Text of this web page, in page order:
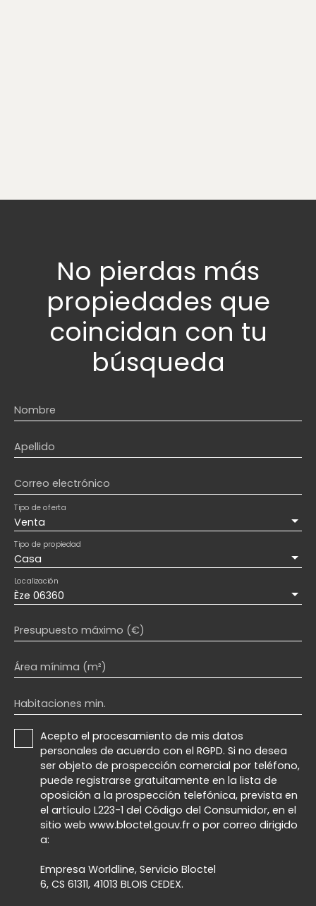
No pierdas más
propiedades que
coincidan con tu
búsqueda
Nombre
Apellido
Correo electrónico
Venta
Tipo de oferta
Casa
Tipo de propiedad
Èze 06360
Localización
Presupuesto máximo (€)
Área mínima (m²)
Habitaciones min.
Acepto el procesamiento de mis datos
personales de acuerdo con el RGPD. Si no desea
ser objeto de prospección comercial por teléfono,
puede registrarse gratuitamente en la lista de
oposición a la prospección telefónica, prevista en
el artículo L223-1 del Código del Consumidor, en el
sitio web www.bloctel.gouv.fr o por correo dirigido
a:
Empresa Worldline, Servicio Bloctel
6, CS 61311, 41013 BLOIS CEDEX.